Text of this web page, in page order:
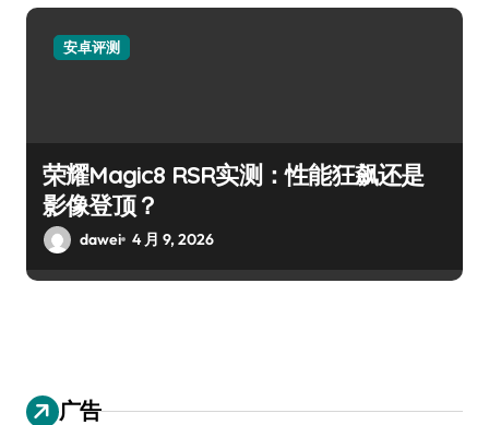
安卓评测
荣耀Magic8 RSR实测：性能狂飙还是
影像登顶？
dawei 4 月 9, 2026
广告